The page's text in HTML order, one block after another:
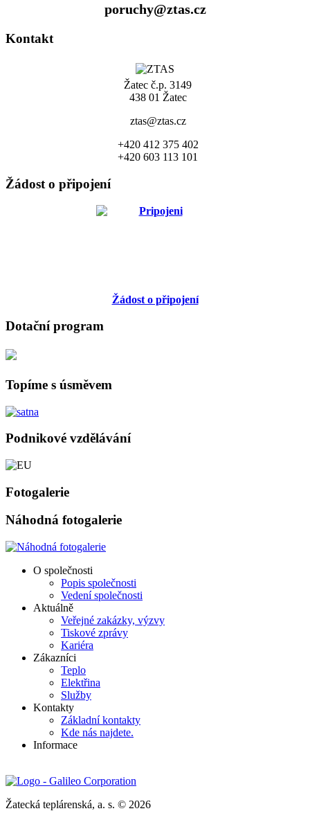
poruchy@ztas.cz
Kontakt
Žatec č.p. 3149
438 01 Žatec
ztas@ztas.cz
+420 412 375 402
+420 603 113 101
Žádost o připojení
Žádost o připojení
Dotační program
Topíme s úsměvem
Podnikové vzdělávání
Fotogalerie
Náhodná fotogalerie
O společnosti
Popis společnosti
Vedení společnosti
Aktuálně
Veřejné zakázky, výzvy
Tiskové zprávy
Kariéra
Zákazníci
Teplo
Elektřina
Služby
Kontakty
Základní kontakty
Kde nás najdete.
Informace
Žatecká teplárenská, a. s. © 2026